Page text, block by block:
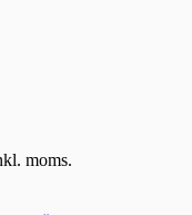
moms.